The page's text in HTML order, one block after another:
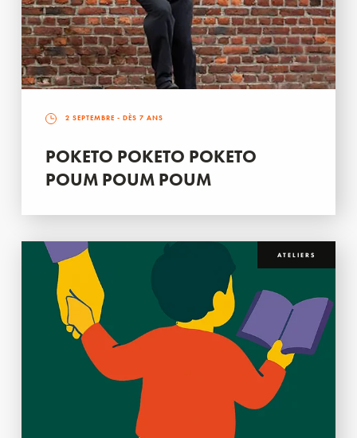
2 SEPTEMBRE - DÈS 7 ANS
POKETO POKETO POKETO
POUM POUM POUM
ATELIERS